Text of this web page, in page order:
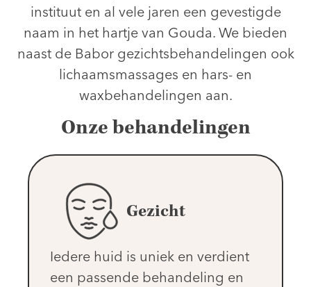
instituut en al vele jaren een gevestigde
naam in het hartje van Gouda. We bieden
naast de Babor gezichtsbehandelingen ook
lichaamsmassages en hars- en
waxbehandelingen aan.
Onze behandelingen
Gezicht
Iedere huid is uniek en verdient
een passende behandeling en